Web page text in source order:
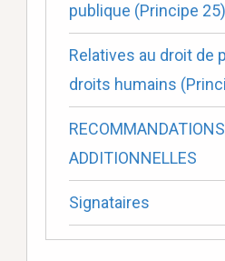
publique (Principe 25)
Relatives au droit de
droits humains
RECOMMANDATIONS
ADDITIONNELLES
Signataires